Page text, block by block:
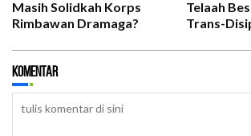
Masih Solidkah Korps
Rimbawan Dramaga?
Telaah
Trans-
Komentar